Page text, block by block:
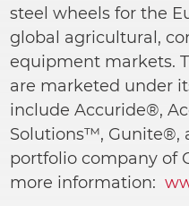
steel wheels for the
global agricultural,
equipment markets.
are marketed under
include Accuride®,
Solutions™, Gunite®,
portfolio company of
more information: